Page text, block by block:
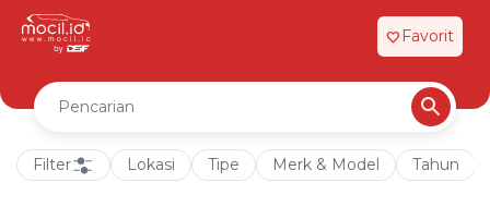
favorite Favorit
Filter Lokasi Tipe Merk & Model Tahun